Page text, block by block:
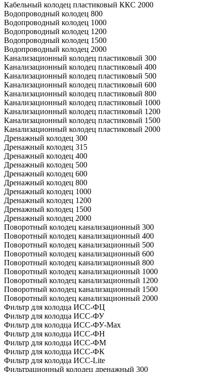
Кабельный колодец пластиковый ККС 2000
Водопроводный колодец 800
Водопроводный колодец 1000
Водопроводный колодец 1200
Водопроводный колодец 1500
Водопроводный колодец 2000
Канализационный колодец пластиковый 300
Канализационный колодец пластиковый 400
Канализационный колодец пластиковый 500
Канализационный колодец пластиковый 600
Канализационный колодец пластиковый 800
Канализационный колодец пластиковый 1000
Канализационный колодец пластиковый 1200
Канализационный колодец пластиковый 1500
Канализационный колодец пластиковый 2000
Дренажный колодец 300
Дренажный колодец 315
Дренажный колодец 400
Дренажный колодец 500
Дренажный колодец 600
Дренажный колодец 800
Дренажный колодец 1000
Дренажный колодец 1200
Дренажный колодец 1500
Дренажный колодец 2000
Поворотный колодец канализационный 300
Поворотный колодец канализационный 400
Поворотный колодец канализационный 500
Поворотный колодец канализационный 600
Поворотный колодец канализационный 800
Поворотный колодец канализационный 1000
Поворотный колодец канализационный 1200
Поворотный колодец канализационный 1500
Поворотный колодец канализационный 2000
Фильтр для колодца ИСС-ФЦ
Фильтр для колодца ИСС-ФУ
Фильтр для колодца ИСС-ФУ-Мах
Фильтр для колодца ИСС-ФН
Фильтр для колодца ИСС-ФМ
Фильтр для колодца ИСС-ФК
Фильтр для колодца ИСС-Lite
Фильтрационный колодец дренажный 300